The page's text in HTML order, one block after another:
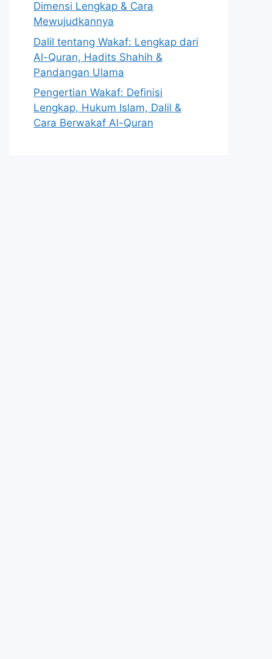
Dimensi Lengkap & Cara
Mewujudkannya
Dalil tentang Wakaf: Lengkap dari
Al-Quran, Hadits Shahih &
Pandangan Ulama
Pengertian Wakaf: Definisi
Lengkap, Hukum Islam, Dalil &
Cara Berwakaf Al-Quran